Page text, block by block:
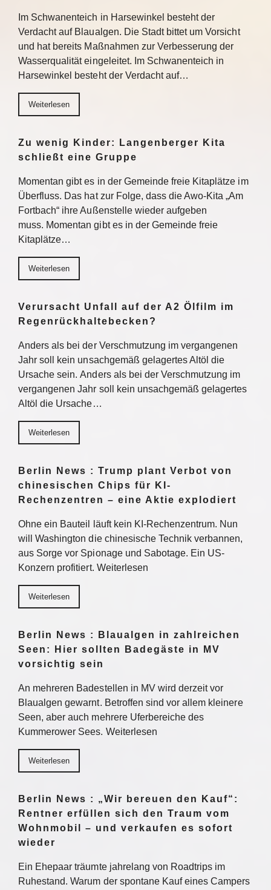
Im Schwanenteich in Harsewinkel besteht der
Verdacht auf Blaualgen. Die Stadt bittet um Vorsicht
und hat bereits Maßnahmen zur Verbesserung der
Wasserqualität eingeleitet. Im Schwanenteich in
Harsewinkel besteht der Verdacht auf…
Weiterlesen
Zu wenig Kinder: Langenberger Kita
schließt eine Gruppe
Momentan gibt es in der Gemeinde freie Kitaplätze im
Überfluss. Das hat zur Folge, dass die Awo-Kita „Am
Fortbach“ ihre Außenstelle wieder aufgeben
muss. Momentan gibt es in der Gemeinde freie
Kitaplätze…
Weiterlesen
Verursacht Unfall auf der A2 Ölfilm im
Regenrückhaltebecken?
Anders als bei der Verschmutzung im vergangenen
Jahr soll kein unsachgemäß gelagertes Altöl die
Ursache sein. Anders als bei der Verschmutzung im
vergangenen Jahr soll kein unsachgemäß gelagertes
Altöl die Ursache…
Weiterlesen
Berlin News : Trump plant Verbot von
chinesischen Chips für KI-
Rechenzentren – eine Aktie explodiert
Ohne ein Bauteil läuft kein KI-Rechenzentrum. Nun
will Washington die chinesische Technik verbannen,
aus Sorge vor Spionage und Sabotage. Ein US-
Konzern profitiert. Weiterlesen
Weiterlesen
Berlin News : Blaualgen in zahlreichen
Seen: Hier sollten Badegäste in MV
vorsichtig sein
An mehreren Badestellen in MV wird derzeit vor
Blaualgen gewarnt. Betroffen sind vor allem kleinere
Seen, aber auch mehrere Uferbereiche des
Kummerower Sees. Weiterlesen
Weiterlesen
Berlin News : „Wir bereuen den Kauf“:
Rentner erfüllen sich den Traum vom
Wohnmobil – und verkaufen es sofort
wieder
Ein Ehepaar träumte jahrelang von Roadtrips im
Ruhestand. Warum der spontane Kauf eines Campers